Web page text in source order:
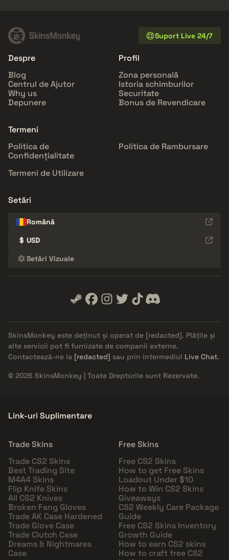
Suport Live 24/7
Despre
Blog
Centrul de Ajutor
Why us
Depunere
Profil
Zona personală
Istoria schimburilor
Securitate
Bonus de Revendicare
Termeni
Politica de
Confidențialitate
Politica de Rambursare
Termeni de Utilizare
Setări
Română
$ USD
Setări Vizuale
SkinsMonkey este deținut și operat de [redacted]. Plățile și
alte servicii pot fi furnizate de companii externe.
Contactează-ne la [redacted] sau prin intermediul Live Chat.
© 2026 SkinsMonkey | Toate Drepturile sunt Rezervate.
Link-uri Suplimentare
Trade Skins
Trade CS2 Skins
Best Trading Site
M4A4 Skins
Flip Knife Skins
All CS2 Knives
Broken Fang Gloves
Trade AK Case Hardened
Trade Glove Case
Trade Clutch Case
Dreams & Nightmares
Case
Free Skins
Free CS2 Skins
How to get Free Skins
Loadout Under $10
How to Win CS2 Skins
Giveaways
CS2 Weekly Care Package
Guide
Free CS2 Skins Inventory
Growth Guide
How to earn CS2 skins
How to craft free CS2